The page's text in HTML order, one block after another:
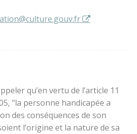
qu’en vertu de l’article 11
"la personne handicapée a
des conséquences de son
l’origine et la nature de sa